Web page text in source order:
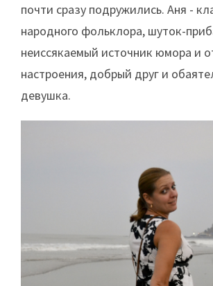
почти сразу подружились. Аня -
народного фольклора, шуток-
неиссякаемый источник юмора и
настроения, добрый друг и
девушка.